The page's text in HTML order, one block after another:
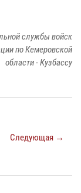
службы войск
по Кемеровской
области - Кузбассу
Следующая →